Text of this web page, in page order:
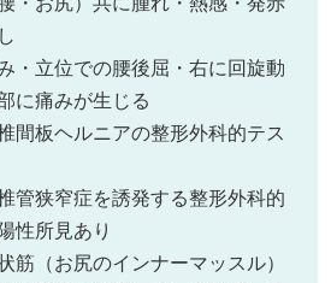
・立位での腰後屈・右に回旋動
に痛みが生じる
間板ヘルニアの整形外科的テス
管狭窄症を誘発する整形外科的
性所見あり
筋（お尻のインナーマッスル）